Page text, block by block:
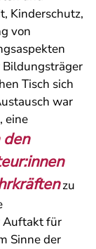
Kinderschutz,
von
Tisch sich
war
eine
zu
Auftakt für
Sinne der